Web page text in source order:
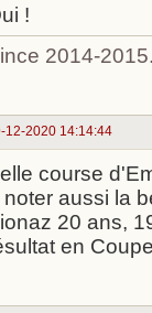
!
2014-
12-2020 14:14:44
course
noter aussi la
20 ans,
en